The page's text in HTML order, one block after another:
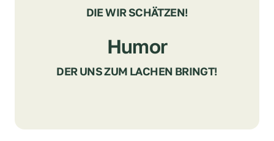
DIE WIR SCHÄTZEN!
Humor
DER UNS ZUM LACHEN BRINGT!